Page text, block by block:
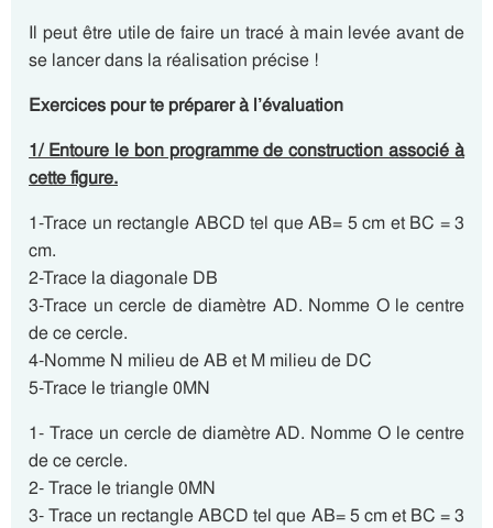
Il peut être utile de faire un tracé à main levée avant de
se lancer dans la réalisation précise !
Exercices pour te préparer à l’évaluation
1/ Entoure le bon programme de construction associé à
cette figure.
1-Trace un rectangle ABCD tel que AB= 5 cm et BC = 3
cm.
2-Trace la diagonale DB
3-Trace un cercle de diamètre AD. Nomme O le centre
de ce cercle.
4-Nomme N milieu de AB et M milieu de DC
5-Trace le triangle 0MN
1- Trace un cercle de diamètre AD. Nomme O le centre
de ce cercle.
2- Trace le triangle 0MN
3- Trace un rectangle ABCD tel que AB= 5 cm et BC = 3